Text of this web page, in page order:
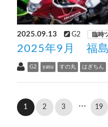
2025.09.13 G2 臨時
2025年9月 福
G2 yasu すの丸 はぎちん
1 2 3 … 19